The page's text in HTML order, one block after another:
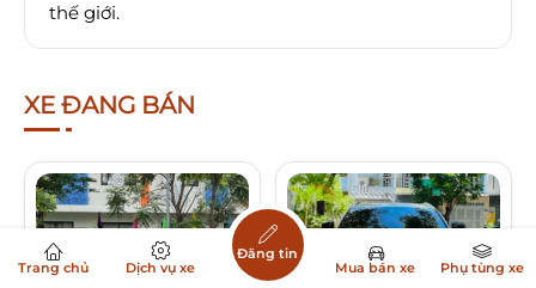
thế giới.
XE ĐANG BÁN
Trang chủ Dịch vụ xe
Đăng tin
Mua bán xe
Phụ tùng xe